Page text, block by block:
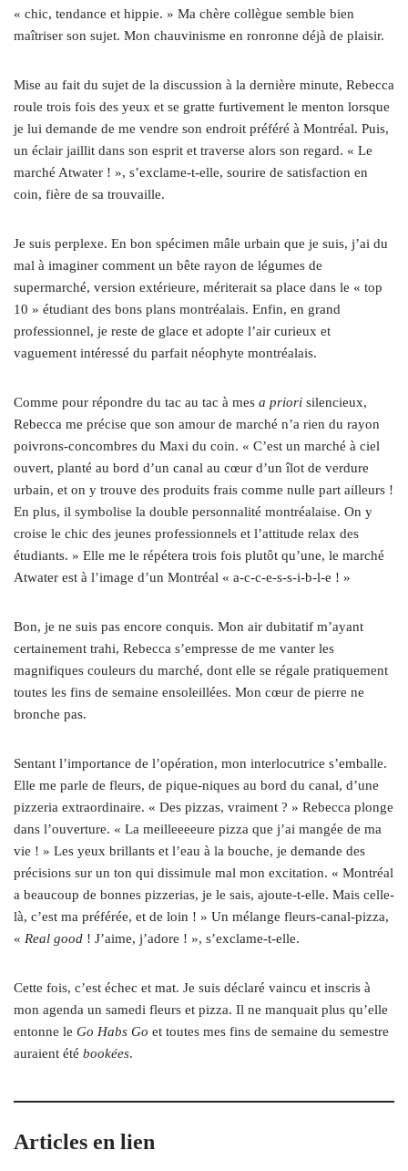
« chic, tendance et hippie. » Ma chère collègue semble bien
maîtriser son sujet. Mon chauvinisme en ronronne déjà de plaisir.
Mise au fait du sujet de la discussion à la dernière minute, Rebecca
roule trois fois des yeux et se gratte furtivement le menton lorsque
je lui demande de me vendre son endroit préféré à Montréal. Puis,
un éclair jaillit dans son esprit et traverse alors son regard. « Le
marché Atwater ! », s’exclame-t-elle, sourire de satisfaction en
coin, fière de sa trouvaille.
Je suis perplexe. En bon spécimen mâle urbain que je suis, j’ai du
mal à imaginer comment un bête rayon de légumes de
supermarché, version extérieure, mériterait sa place dans le « top
10 » étudiant des bons plans montréalais. Enfin, en grand
professionnel, je reste de glace et adopte l’air curieux et
vaguement intéressé du parfait néophyte montréalais.
Comme pour répondre du tac au tac à mes a priori silencieux,
Rebecca me précise que son amour de marché n’a rien du rayon
poivrons-concombres du Maxi du coin. « C’est un marché à ciel
ouvert, planté au bord d’un canal au cœur d’un îlot de verdure
urbain, et on y trouve des produits frais comme nulle part ailleurs !
En plus, il symbolise la double personnalité montréalaise. On y
croise le chic des jeunes professionnels et l’attitude relax des
étudiants. » Elle me le répétera trois fois plutôt qu’une, le marché
Atwater est à l’image d’un Montréal « a‑c-c-e-s-s-i-b-l‑e ! »
Bon, je ne suis pas encore conquis. Mon air dubitatif m’ayant
certainement trahi, Rebecca s’empresse de me vanter les
magnifiques couleurs du marché, dont elle se régale pratiquement
toutes les fins de semaine ensoleillées. Mon cœur de pierre ne
bronche pas.
Sentant l’importance de l’opération, mon interlocutrice s’emballe.
Elle me parle de fleurs, de pique-niques au bord du canal, d’une
pizzeria extraordinaire. « Des pizzas, vraiment ? » Rebecca plonge
dans l’ouverture. « La meilleeeeure pizza que j’ai mangée de ma
vie ! » Les yeux brillants et l’eau à la bouche, je demande des
précisions sur un ton qui dissimule mal mon excitation. « Montréal
a beaucoup de bonnes pizzerias, je le sais, ajoute-t-elle. Mais celle-
là, c’est ma préférée, et de loin ! » Un mélange fleurs-canal-pizza,
« Real good ! J’aime, j’adore ! », s’exclame-t-elle.
Cette fois, c’est échec et mat. Je suis déclaré vaincu et inscris à
mon agenda un samedi fleurs et pizza. Il ne manquait plus qu’elle
entonne le Go Habs Go et toutes mes fins de semaine du semestre
auraient été bookées.
Articles en lien